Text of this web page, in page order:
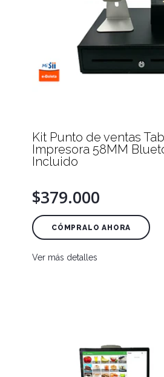
Kit Punto de ventas
Impresora 58MM
Incluido
$379.000
CÓMPRALO AHORA
Ver más detalles